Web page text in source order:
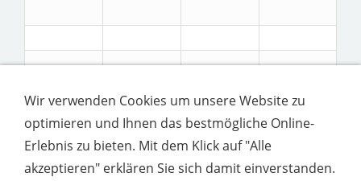
Wir verwenden Cookies um unsere Website zu
optimieren und Ihnen das bestmögliche Online-
Erlebnis zu bieten. Mit dem Klick auf "Alle
akzeptieren" erklären Sie sich damit einverstanden.